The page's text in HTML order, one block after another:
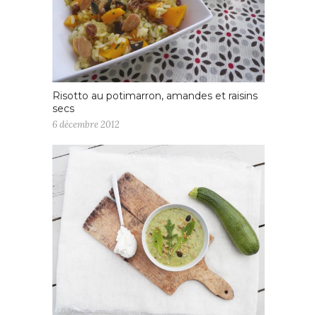
Risotto au potimarron, amandes et raisins
secs
6 décembre 2012